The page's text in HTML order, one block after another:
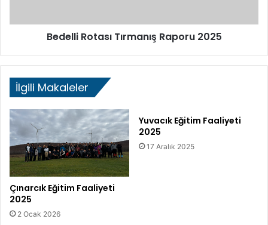
Bedelli Rotası Tırmanış Raporu 2025
İlgili Makaleler
Çınarcık Eğitim Faaliyeti
2025
2 Ocak 2026
Yuvacık Eğitim Faaliyeti
2025
17 Aralık 2025